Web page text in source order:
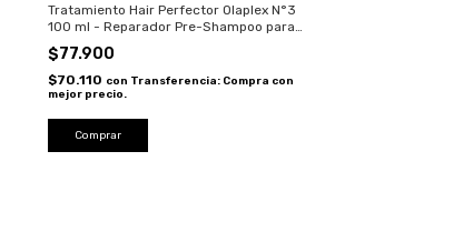
Tratamiento Hair Perfector Olaplex N°3
100 ml - Reparador Pre-Shampoo para
$77.900
$70.110 con Transferencia: Compra con
mejor precio.